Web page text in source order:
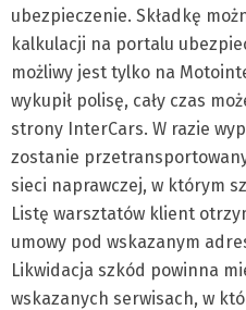
ubezpieczenie. Składkę
kalkulacji na portalu
możliwy jest tylko na
wykupił polisę, cały czas
strony InterCars. W razie
zostanie
sieci naprawczej, w którym
Listę warsztatów klient
umowy pod wskazanym
Likwidacja szkód powinna
wskazanych serwisach, w